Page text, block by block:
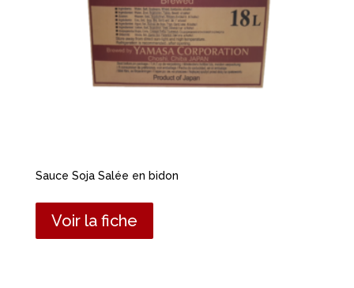
Sauce Soja Salée en bidon
Voir la fiche